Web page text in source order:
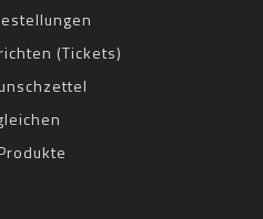
(Tickets)